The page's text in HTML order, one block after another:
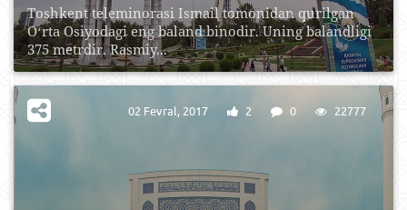
Toshkent teleminorasi Ismail tomonidan qurilgan
Oʻrta Osiyodagi eng baland binodir. Uning balandligi
375 metrdir. Rasmiy...
02 Fevral, 2017 2 0 22777